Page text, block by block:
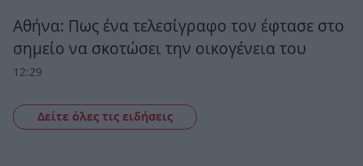
Αθήνα: Πως ένα τελεσίγραφο τον έφτασε στο
σημείο να σκοτώσει την οικογένεια του
12:29
Δείτε όλες τις ειδήσεις